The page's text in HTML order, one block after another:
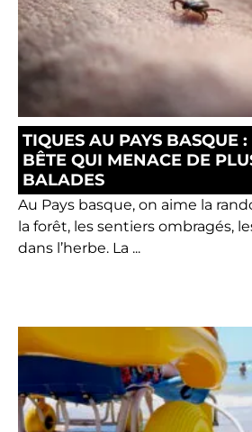
TIQUES AU PAYS BASQUE :
BÊTE QUI MENACE DE
BALADES
Au Pays basque, on aime la
la forêt, les sentiers ombragés,
dans l’herbe. La ...